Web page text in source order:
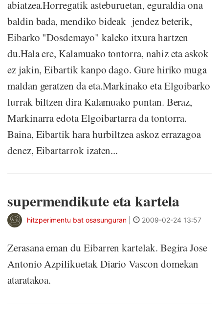
abiatzea.Horregatik asteburuetan, eguraldia ona
baldin bada, mendiko bideak jendez beterik,
Eibarko "Dosdemayo" kaleko itxura hartzen
du.Hala ere, Kalamuako tontorra, nahiz eta askok
ez jakin, Eibartik kanpo dago. Gure hiriko muga
maldan geratzen da eta.Markinako eta Elgoibarko
lurrak biltzen dira Kalamuako puntan. Beraz,
Markinarra edota Elgoibartarra da tontorra.
Baina, Eibartik hara hurbiltzea askoz errazagoa
denez, Eibartarrok izaten...
supermendikute eta kartela
hitzperimentu bat osasunguran 2009-02-24 13:57
Zerasana eman du Eibarren kartelak. Begira Jose
Antonio Azpilikuetak Diario Vascon domekan
ataratakoa.